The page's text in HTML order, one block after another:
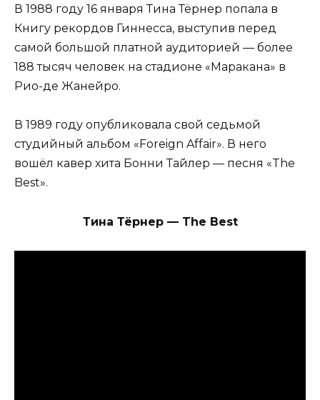
В 1988 году 16 января Тина Тёрнер попала в
Книгу рекордов Гиннесса, выступив перед
самой большой платной аудиторией — более
188 тысяч человек на стадионе «Маракана» в
Рио-де Жанейро.
В 1989 году опубликовала свой седьмой
студийный альбом «Foreign Affair». В него
вошёл кавер хита Бонни Тайлер — песня «The
Best».
Тина Тёрнер — The Best